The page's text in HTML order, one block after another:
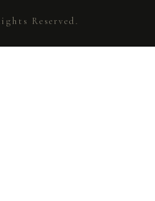
Reserved.